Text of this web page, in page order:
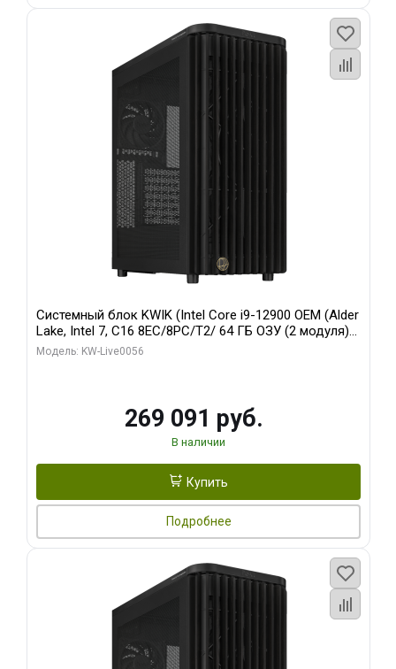
Системный блок KWIK (Intel Core i9-12900 OEM (Alder
Lake, Intel 7, C16 8EC/8PC/T2/ 64 ГБ ОЗУ (2 модуля)/
Palit RTX5080 INFINITY 3 OC 16GB GDDR7 256bit 3xDP
Модель: KW-Live0056
269 091 руб.
В наличии
Купить
Подробнее